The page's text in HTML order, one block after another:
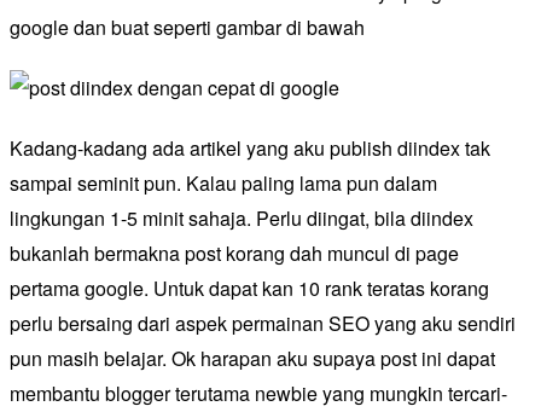
google dan buat seperti gambar di bawah
Kadang-kadang ada artikel yang aku publish diindex tak
sampai seminit pun. Kalau paling lama pun dalam
lingkungan 1-5 minit sahaja. Perlu diingat, bila diindex
bukanlah bermakna post korang dah muncul di page
pertama google. Untuk dapat kan 10 rank teratas korang
perlu bersaing dari aspek permainan SEO yang aku sendiri
pun masih belajar. Ok harapan aku supaya post ini dapat
membantu blogger terutama newbie yang mungkin tercari-